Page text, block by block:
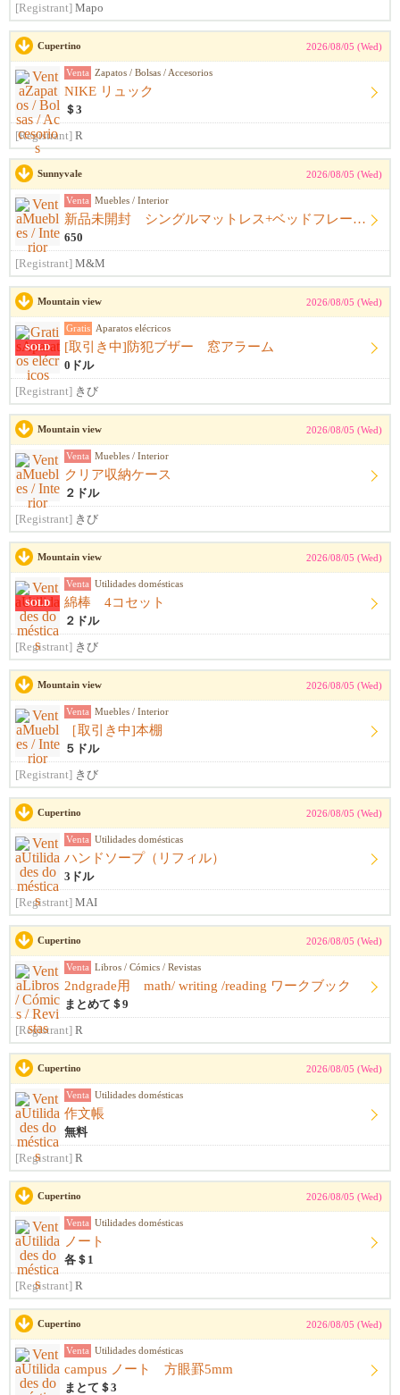
[Registrant] Mapo
Cupertino 2026/08/05 (Wed)
Venta Zapatos / Bolsas / Accesorios
NIKE リュック
＄3
[Registrant] R
Sunnyvale 2026/08/05 (Wed)
Venta Muebles / Interior
新品未開封 シングルマットレス+ベッドフレーム+シーツ
650
[Registrant] M&M
Mountain view 2026/08/05 (Wed)
SOLD
Gratis Aparatos elécricos
[取引き中]防犯ブザー 窓アラーム
0ドル
[Registrant] きび
Mountain view 2026/08/05 (Wed)
Venta Muebles / Interior
クリア収納ケース
２ドル
[Registrant] きび
Mountain view 2026/08/05 (Wed)
SOLD
Venta Utilidades domésticas
綿棒 4コセット
２ドル
[Registrant] きび
Mountain view 2026/08/05 (Wed)
Venta Muebles / Interior
［取引き中]本棚
５ドル
[Registrant] きび
Cupertino 2026/08/05 (Wed)
Venta Utilidades domésticas
ハンドソープ（リフィル）
3ドル
[Registrant] MAI
Cupertino 2026/08/05 (Wed)
Venta Libros / Cómics / Revistas
2ndgrade用 math/ writing /reading ワークブック
まとめて＄9
[Registrant] R
Cupertino 2026/08/05 (Wed)
Venta Utilidades domésticas
作文帳
無料
[Registrant] R
Cupertino 2026/08/05 (Wed)
Venta Utilidades domésticas
ノート
各＄1
[Registrant] R
Cupertino 2026/08/05 (Wed)
Venta Utilidades domésticas
campus ノート 方眼罫5mm
まとて＄3